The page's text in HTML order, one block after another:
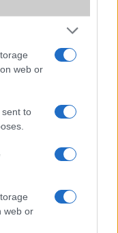
web or
to
web or